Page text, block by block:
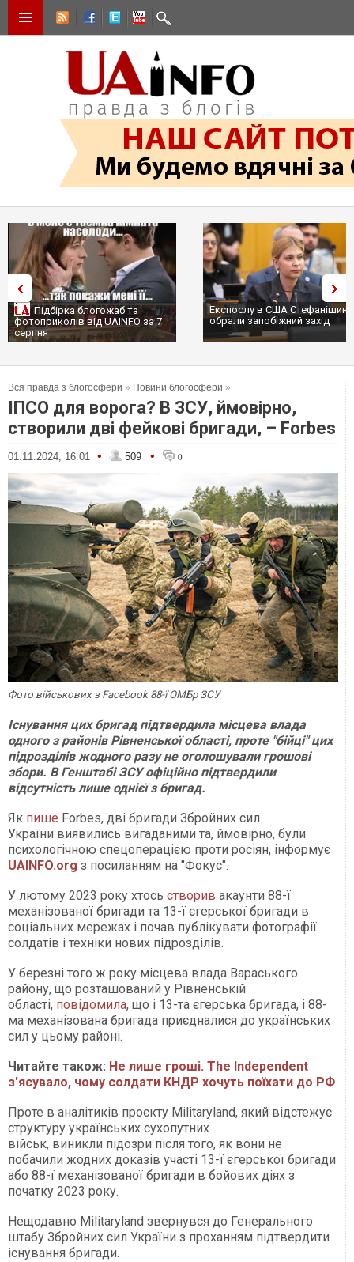
Підбірка блогожаб та
фотоприколів від UAINFO за 7
серпня
Експослу в США
обрали запобіжний захід
Вся правда з блогосфери » Новини блогосфери »
ІПСО для ворога? В ЗСУ, ймовірно,
створили дві фейкові бригади, – Forbes
01.11.2024, 16:01 • 509 • 0
Фото військових з Facebook 88-ї ОМБр ЗСУ
Існування цих бригад підтвердила місцева влада
одного з районів Рівненської області, проте "бійці" цих
підрозділів жодного разу не оголошували грошові
збори. В Генштабі ЗСУ офіційно підтвердили
відсутність лише однієї з бригад.
Як пише Forbes, дві бригади Збройних сил
України виявились вигаданими та, ймовірно, були
психологічною спецоперацією проти росіян, інформує
UAINFO.org з посиланням на "Фокус".
У лютому 2023 року хтось створив акаунти 88-ї
механізованої бригади та 13-ї єгерської бригади в
соціальних мережах і почав публікувати фотографії
солдатів і техніки нових підрозділів.
У березні того ж року місцева влада Вараського
району, що розташований у Рівненській
області, повідомила, що і 13-та єгерська бригада, і 88-
ма механізована бригада приєдналися до українських
сил у цьому районі.
Читайте також: Не лише гроші. The Independent
з'ясувало, чому солдати КНДР хочуть поїхати до РФ
Проте в аналітиків проєкту Militaryland, який відстежує
структуру українських сухопутних
військ, виникли підозри після того, як вони не
побачили жодних доказів участі 13-ї єгерської бригади
або 88-ї механізованої бригади в бойових діях з
початку 2023 року.
Нещодавно Militaryland звернувся до Генерального
штабу Збройних сил України з проханням підтвердити
існування бригади.